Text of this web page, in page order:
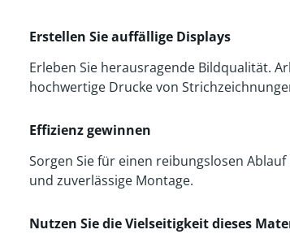
Erstellen Sie auffällige Displays
Erleben Sie herausragende Bildqualität.
hochwertige Drucke von
Effizienz gewinnen
Sorgen Sie für einen reibungslosen
und zuverlässige Montage.
Nutzen Sie die Vielseitigkeit dieses